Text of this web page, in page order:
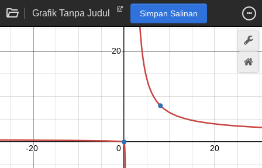
Grafik Tanpa Judul Simpan Salinan